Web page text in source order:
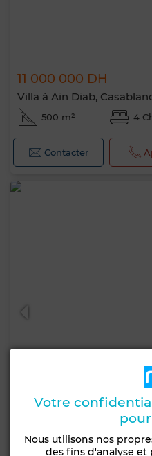
11 000 000 DH
Villa à Ain Diab,
500 m² 4
Contacter
10 500 000 DH
Votre
Nous utilisons nos
des fins d'analyse